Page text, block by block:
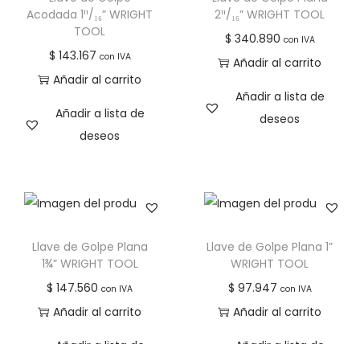
Acodada 1¹¹/₁₆” WRIGHT
TOOL
$ 143.167 con IVA
Añadir al carrito
Añadir a lista de
deseos
2¹¹/₁₆” WRIGHT TOOL
$ 340.890 con IVA
Añadir al carrito
Añadir a lista de
deseos
Llave de Golpe Plana
1¾” WRIGHT TOOL
$ 147.560 con IVA
Añadir al carrito
Llave de Golpe Plana 1”
WRIGHT TOOL
$ 97.947 con IVA
Añadir al carrito